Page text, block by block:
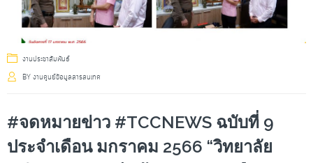
งานประชาสัมพันธ์
BY งานศูนย์ข้อมูลสารสนเทศ
#จดหมายข่าว #TCCNEWS ฉบับที่ 9
ประจำเดือน มกราคม 2566 “วิทยาลัย